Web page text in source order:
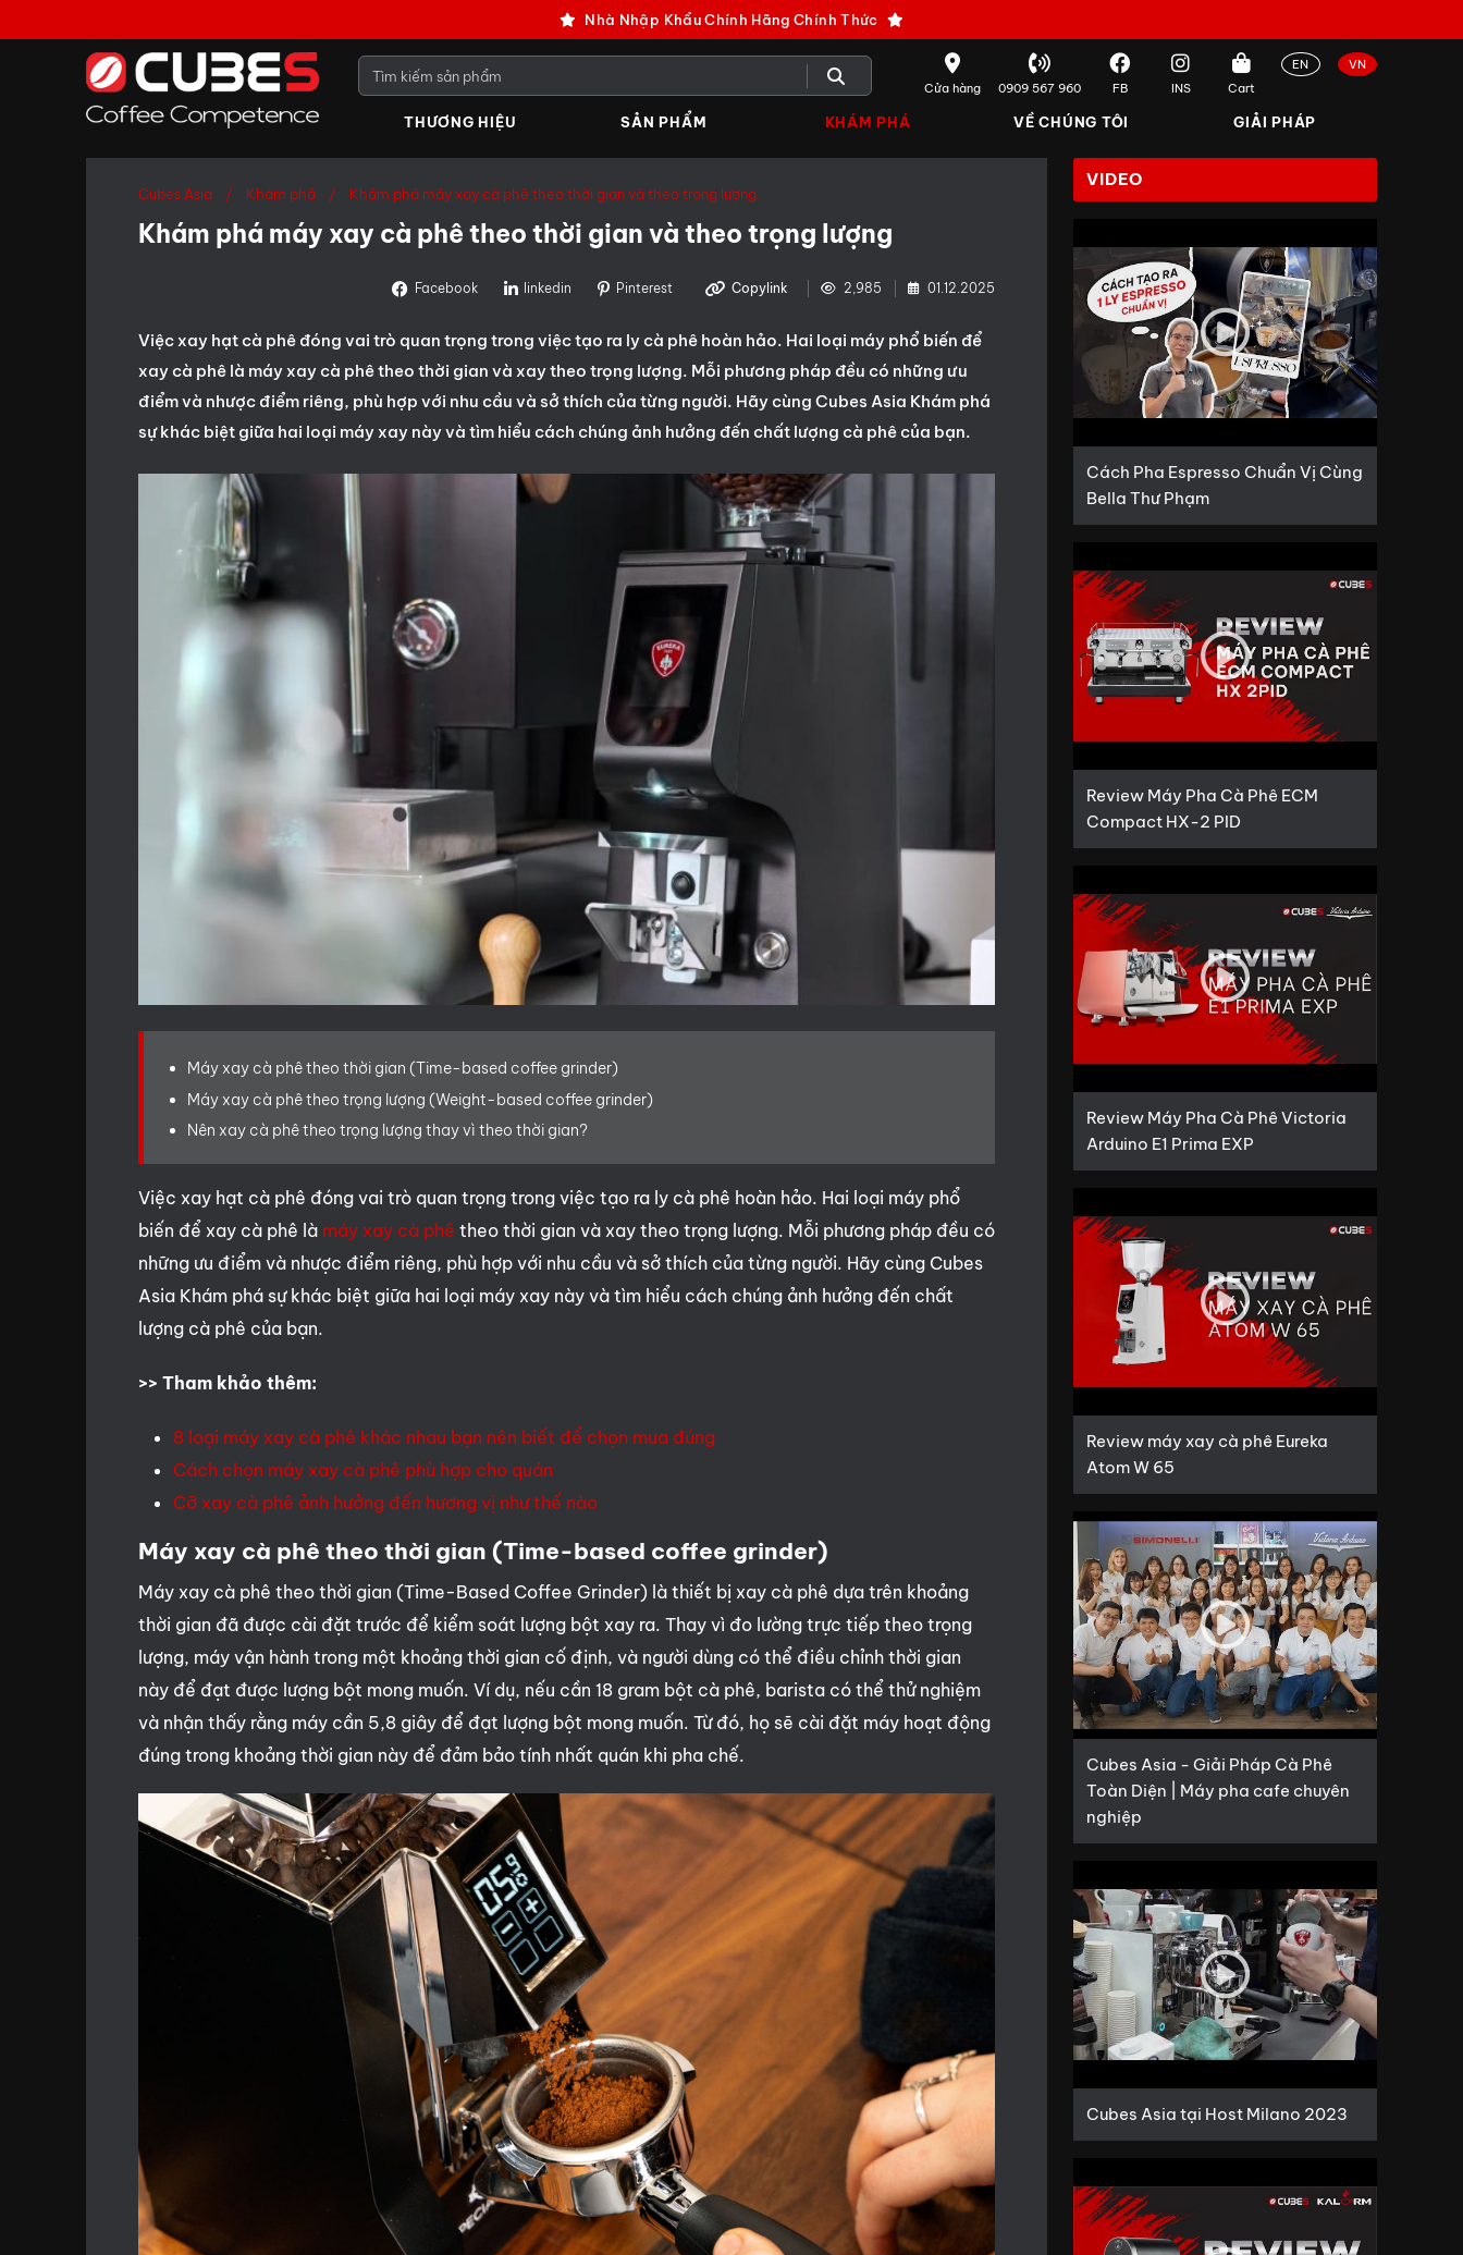
Nhà Nhập Khẩu Chính Hãng Chính Thức
Cửa hàng 0909 567 960 FB INS Cart
EN VN
THƯƠNG HIỆU SẢN PHẨM KHÁM PHÁ VỀ CHÚNG TÔI GIẢI PHÁP
Cubes Asia Khám phá Khám phá máy xay cà phê theo thời gian và theo trọng lượng
Khám phá máy xay cà phê theo thời gian và theo trọng lượng
Facebook linkedin Pinterest Copylink 2,985 01.12.2025
Việc xay hạt cà phê đóng vai trò quan trọng trong việc tạo ra ly cà phê hoàn hảo. Hai loại máy phổ biến để
xay cà phê là máy xay cà phê theo thời gian và xay theo trọng lượng. Mỗi phương pháp đều có những ưu
điểm và nhược điểm riêng, phù hợp với nhu cầu và sở thích của từng người. Hãy cùng Cubes Asia Khám phá
sự khác biệt giữa hai loại máy xay này và tìm hiểu cách chúng ảnh hưởng đến chất lượng cà phê của bạn.
Máy xay cà phê theo thời gian (Time-based coffee grinder)
Máy xay cà phê theo trọng lượng (Weight-based coffee grinder)
Nên xay cà phê theo trọng lượng thay vì theo thời gian?
Việc xay hạt cà phê đóng vai trò quan trọng trong việc tạo ra ly cà phê hoàn hảo. Hai loại máy phổ
biến để xay cà phê là máy xay cà phê theo thời gian và xay theo trọng lượng. Mỗi phương pháp đều có
những ưu điểm và nhược điểm riêng, phù hợp với nhu cầu và sở thích của từng người. Hãy cùng Cubes
Asia Khám phá sự khác biệt giữa hai loại máy xay này và tìm hiểu cách chúng ảnh hưởng đến chất
lượng cà phê của bạn.
>> Tham khảo thêm:
8 loại máy xay cà phê khác nhau bạn nên biết để chọn mua đúng
Cách chọn máy xay cà phê phù hợp cho quán
Cỡ xay cà phê ảnh hưởng đến hương vị như thế nào
Máy xay cà phê theo thời gian (Time-based coffee grinder)
Máy xay cà phê theo thời gian (Time-Based Coffee Grinder) là thiết bị xay cà phê dựa trên khoảng
thời gian đã được cài đặt trước để kiểm soát lượng bột xay ra. Thay vì đo lường trực tiếp theo trọng
lượng, máy vận hành trong một khoảng thời gian cố định, và người dùng có thể điều chỉnh thời gian
này để đạt được lượng bột mong muốn. Ví dụ, nếu cần 18 gram bột cà phê, barista có thể thử nghiệm
và nhận thấy rằng máy cần 5,8 giây để đạt lượng bột mong muốn. Từ đó, họ sẽ cài đặt máy hoạt động
đúng trong khoảng thời gian này để đảm bảo tính nhất quán khi pha chế.
VIDEO
Cách Pha Espresso Chuẩn Vị Cùng
Bella Thư Phạm
Review Máy Pha Cà Phê ECM
Compact HX-2 PID
Review Máy Pha Cà Phê Victoria
Arduino E1 Prima EXP
Review máy xay cà phê Eureka
Atom W 65
Cubes Asia - Giải Pháp Cà Phê
Toàn Diện | Máy pha cafe chuyên
nghiệp
Cubes Asia tại Host Milano 2023